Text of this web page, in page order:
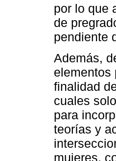
por lo que
de
pendiente
Además,
elementos
finalidad
cuales
para
teorías y
mujeres,